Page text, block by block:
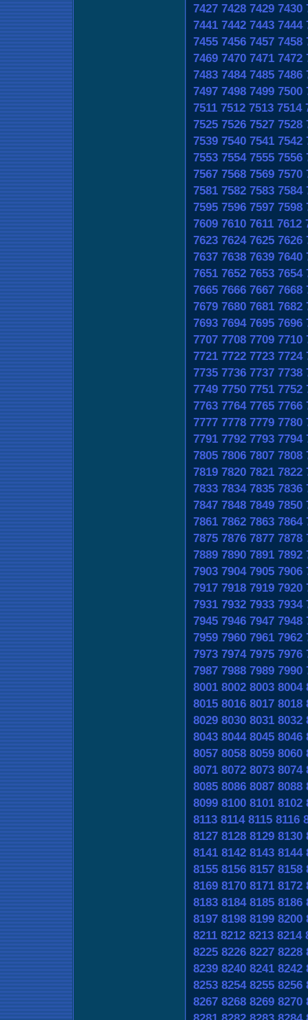
7427 7428 7429 7430
7441 7442 7443 7444
7455 7456 7457 7458
7469 7470 7471 7472
7483 7484 7485 7486
7497 7498 7499 7500
7511 7512 7513 7514
7525 7526 7527 7528
7539 7540 7541 7542
7553 7554 7555 7556
7567 7568 7569 7570
7581 7582 7583 7584
7595 7596 7597 7598
7609 7610 7611 7612
7623 7624 7625 7626
7637 7638 7639 7640
7651 7652 7653 7654
7665 7666 7667 7668
7679 7680 7681 7682
7693 7694 7695 7696
7707 7708 7709 7710
7721 7722 7723 7724
7735 7736 7737 7738
7749 7750 7751 7752
7763 7764 7765 7766
7777 7778 7779 7780
7791 7792 7793 7794
7805 7806 7807 7808
7819 7820 7821 7822
7833 7834 7835 7836
7847 7848 7849 7850
7861 7862 7863 7864
7875 7876 7877 7878
7889 7890 7891 7892
7903 7904 7905 7906
7917 7918 7919 7920
7931 7932 7933 7934
7945 7946 7947 7948
7959 7960 7961 7962
7973 7974 7975 7976
7987 7988 7989 7990
8001 8002 8003 8004
8015 8016 8017 8018
8029 8030 8031 8032
8043 8044 8045 8046
8057 8058 8059 8060
8071 8072 8073 8074
8085 8086 8087 8088
8099 8100 8101 8102
8113 8114 8115 8116
8127 8128 8129 8130
8141 8142 8143 8144
8155 8156 8157 8158
8169 8170 8171 8172
8183 8184 8185 8186
8197 8198 8199 8200
8211 8212 8213 8214
8225 8226 8227 8228
8239 8240 8241 8242
8253 8254 8255 8256
8267 8268 8269 8270